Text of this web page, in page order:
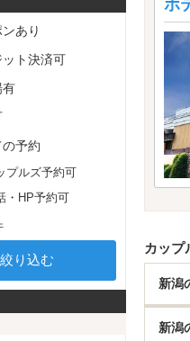
ホ
カップ
新潟
新潟
あり
ット決済可
有
予約
プルズ予約可
・HP予約可